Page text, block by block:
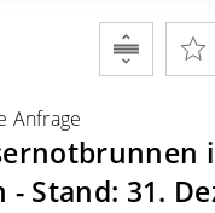
Anfrage
Stand: 31.